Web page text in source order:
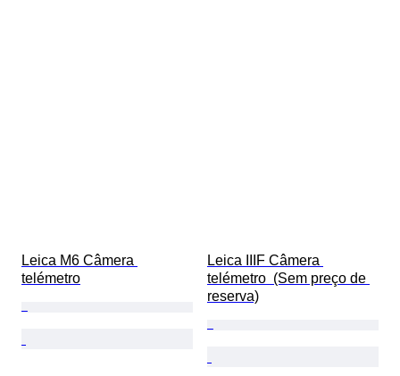
Leica M6 Câmera
telémetro
Leica IIIF Câmera
telémetro  (Sem preço de
reserva)